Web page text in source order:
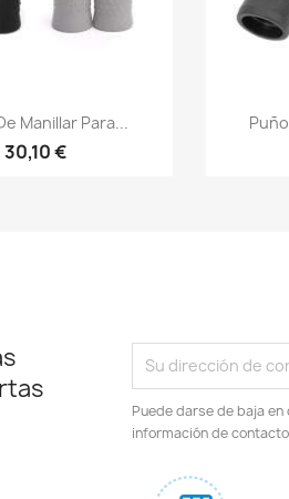
rápida
Manillar Para...
30,10 €
Puede darse de baja
información de